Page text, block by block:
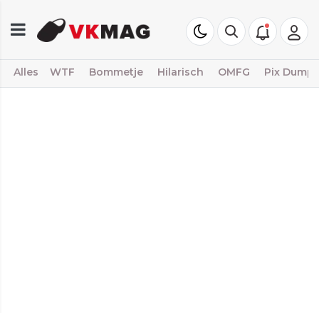
Alles WTF Bommetje Hilarisch OMFG Pix Dump